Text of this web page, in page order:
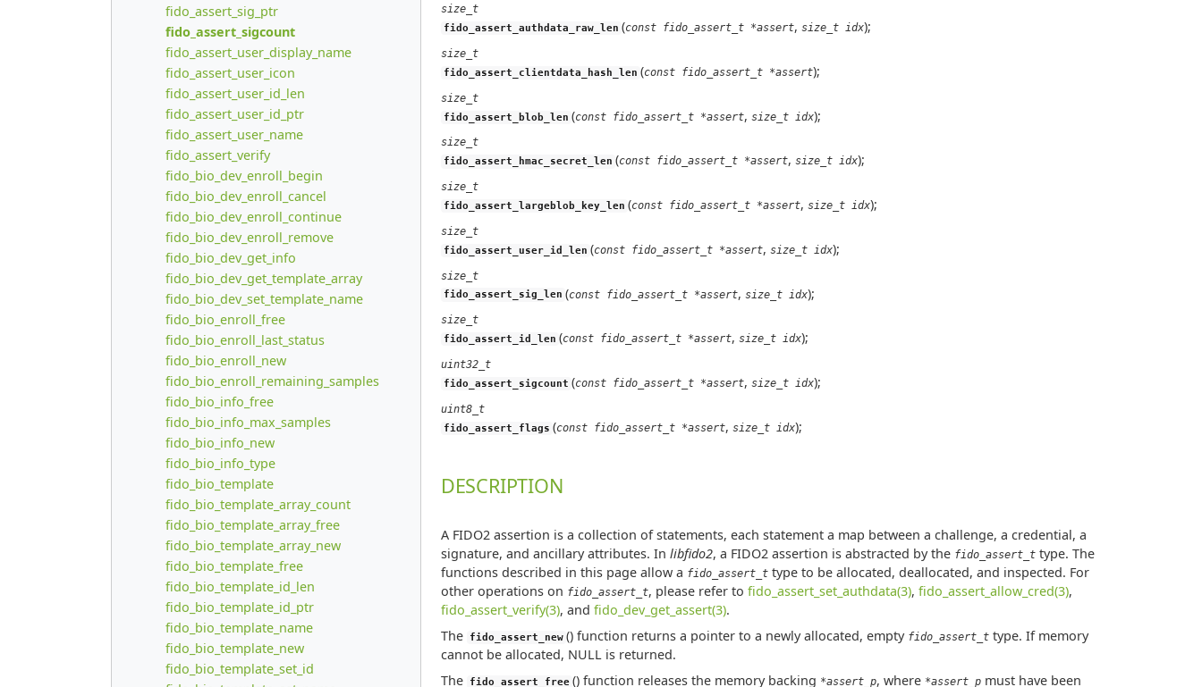
fido_assert_sig_ptr
fido_assert_sigcount
fido_assert_user_display_name
fido_assert_user_icon
fido_assert_user_id_len
fido_assert_user_id_ptr
fido_assert_user_name
fido_assert_verify
fido_bio_dev_enroll_begin
fido_bio_dev_enroll_cancel
fido_bio_dev_enroll_continue
fido_bio_dev_enroll_remove
fido_bio_dev_get_info
fido_bio_dev_get_template_array
fido_bio_dev_set_template_name
fido_bio_enroll_free
fido_bio_enroll_last_status
fido_bio_enroll_new
fido_bio_enroll_remaining_samples
fido_bio_info_free
fido_bio_info_max_samples
fido_bio_info_new
fido_bio_info_type
fido_bio_template
fido_bio_template_array_count
fido_bio_template_array_free
fido_bio_template_array_new
fido_bio_template_free
fido_bio_template_id_len
fido_bio_template_id_ptr
fido_bio_template_name
fido_bio_template_new
fido_bio_template_set_id
size_t
fido_assert_authdata_raw_len (const fido_assert_t *assert, size_t idx);
size_t
fido_assert_clientdata_hash_len (const fido_assert_t *assert);
size_t
fido_assert_blob_len (const fido_assert_t *assert, size_t idx);
size_t
fido_assert_hmac_secret_len (const fido_assert_t *assert, size_t idx);
size_t
fido_assert_largeblob_key_len (const fido_assert_t *assert, size_t idx);
size_t
fido_assert_user_id_len (const fido_assert_t *assert, size_t idx);
size_t
fido_assert_sig_len (const fido_assert_t *assert, size_t idx);
size_t
fido_assert_id_len (const fido_assert_t *assert, size_t idx);
uint32_t
fido_assert_sigcount (const fido_assert_t *assert, size_t idx);
uint8_t
fido_assert_flags (const fido_assert_t *assert, size_t idx);
DESCRIPTION
A FIDO2 assertion is a collection of statements, each statement a map between a challenge, a credential, a
signature, and ancillary attributes. In libfido2, a FIDO2 assertion is abstracted by the fido_assert_ttype. The
functions described in this page allow a fido_assert_ttype to be allocated, deallocated, and inspected. For
other operations on fido_assert_t, please refer to fido_assert_set_authdata(3), fido_assert_allow_cred(3),
fido_assert_verify(3), and fido_dev_get_assert(3).
The
fido_assert_new () function returns a pointer to a newly allocated, empty fido_assert_ttype. If memory
cannot be allocated, NULL is returned.
The
fido_assert_free () function releases the memory backing *assert_p, where *assert_pmust have been